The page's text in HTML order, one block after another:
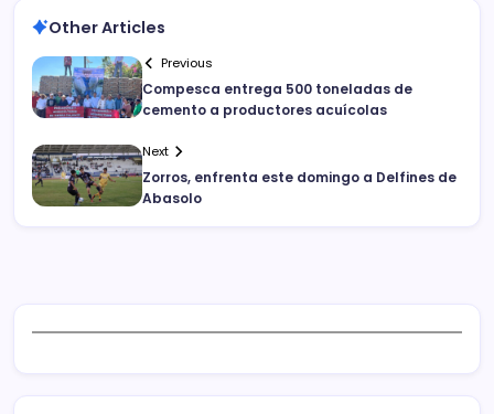
Other Articles
Previous
Compesca entrega 500 toneladas de
cemento a productores acuícolas
Next
Zorros, enfrenta este domingo a Delfines de
Abasolo